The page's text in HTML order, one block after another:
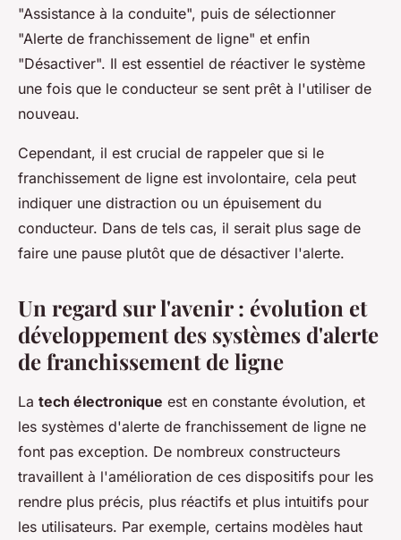
"Assistance à la conduite", puis de sélectionner
"Alerte de franchissement de ligne" et enfin
"Désactiver". Il est essentiel de réactiver le système
une fois que le conducteur se sent prêt à l'utiliser de
nouveau.
Cependant, il est crucial de rappeler que si le
franchissement de ligne est involontaire, cela peut
indiquer une distraction ou un épuisement du
conducteur. Dans de tels cas, il serait plus sage de
faire une pause plutôt que de désactiver l'alerte.
Un regard sur l'avenir : évolution et
développement des systèmes d'alerte
de franchissement de ligne
La tech électronique est en constante évolution, et
les systèmes d'alerte de franchissement de ligne ne
font pas exception. De nombreux constructeurs
travaillent à l'amélioration de ces dispositifs pour les
rendre plus précis, plus réactifs et plus intuitifs pour
les utilisateurs. Par exemple, certains modèles haut